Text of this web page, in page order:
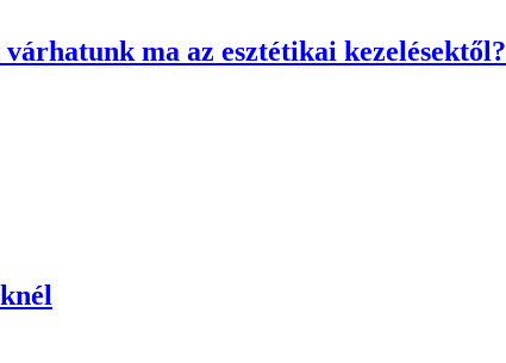
ma az esztétikai kezelésektől?